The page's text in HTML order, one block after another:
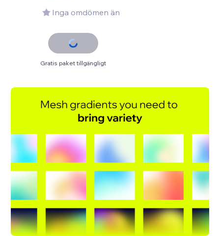
Inga omdömen än
Gratis paket tillgängligt